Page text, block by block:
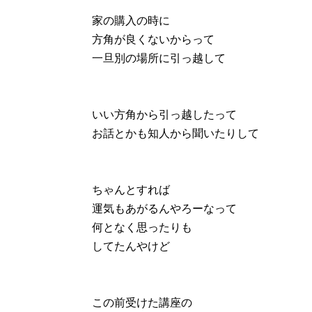
家の購入の時に
方角が良くないからって
一旦別の場所に引っ越して
いい方角から引っ越したって
お話とかも知人から聞いたりして
ちゃんとすれば
運気もあがるんやろーなって
何となく思ったりも
してたんやけど
この前受けた講座の